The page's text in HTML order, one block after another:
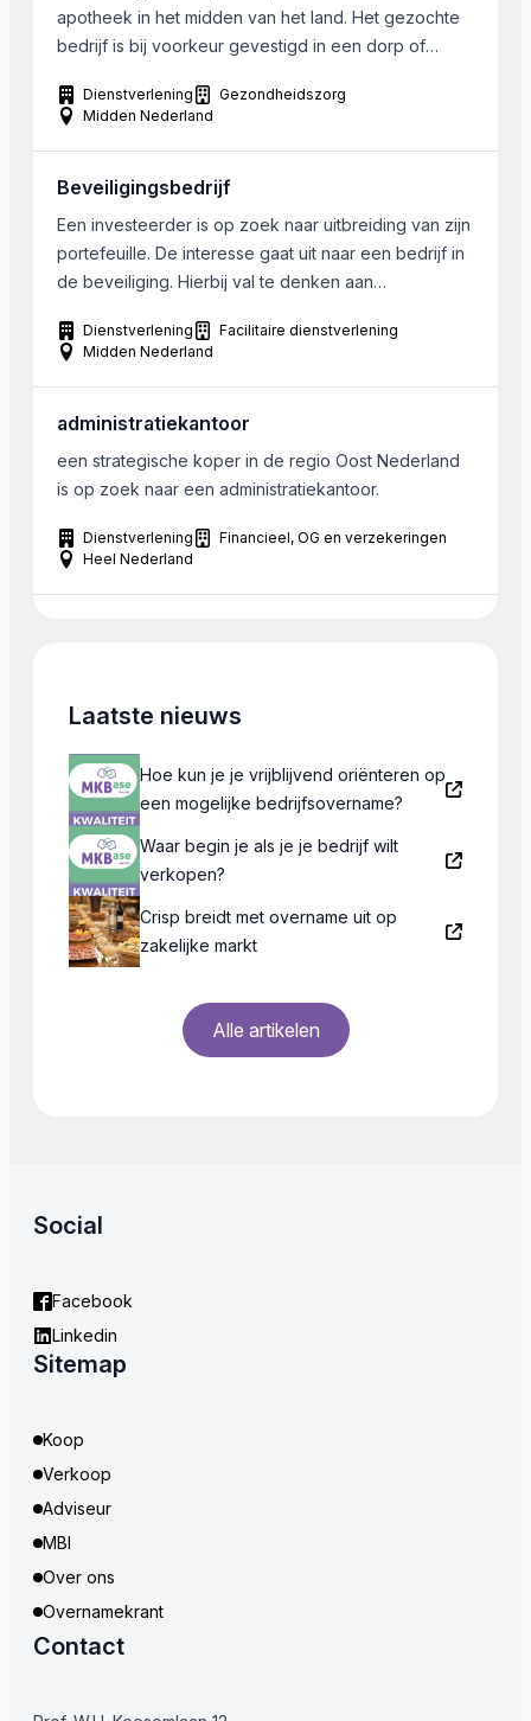
apotheek in het midden van het land. Het gezochte
bedrijf is bij voorkeur gevestigd in een dorp of
Dienstverlening
Gezondheidszorg
Midden Nederland
Beveiligingsbedrijf
Een investeerder is op zoek naar uitbreiding van zijn
portefeuille. De interesse gaat uit naar een bedrijf in
de beveiliging. Hierbij val te denken aan
ondersteuning etc. Bij het bedrijf werken tussen de
10 en 50 man. Het bedrijf dient gelegen te zijn in de
Dienstverlening
Facilitaire dienstverlening
Midden Nederland
administratiekantoor
een strategische koper in de regio Oost Nederland
is op zoek naar een administratiekantoor.
Dienstverlening
Financieel, OG en verzekeringen
Heel Nederland
Laatste nieuws
Hoe kun je je vrijblijvend oriënteren op
een mogelijke bedrijfsovername?
Waar begin je als je je bedrijf wilt
verkopen?
Crisp breidt met overname uit op
zakelijke markt
Alle artikelen
Social
Facebook
Linkedin
Sitemap
Koop
Verkoop
Adviseur
MBI
Over ons
Overnamekrant
Contact